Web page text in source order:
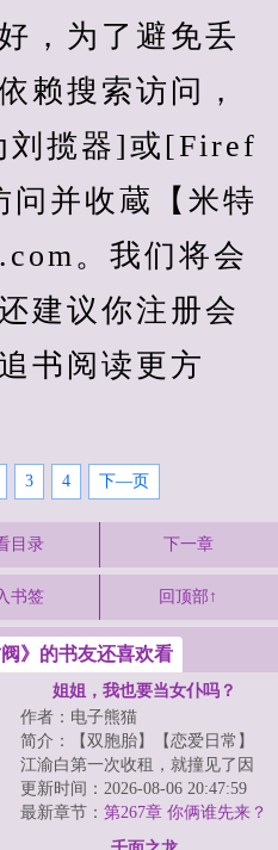
，为了避免丢
赖搜索访问，
刘揽器]或[Firef
并收蔵【米特
。我们将会
建议你注册会
书阅读更方
3 4 下—页
目录 下一章
书签 回顶部↑
》的书友还喜欢看
姐姐，我也要当女仆吗？
作者：电子熊猫
简介：【双胞胎】【恋爱日常】
江渝白第一次收租，就撞见了因
为没钱交租的双胞胎姐妹林见
夏：事先说好，还...
更新时间：2026-08-06 20:47:59
最新章节： 第267章 你俩谁先来？